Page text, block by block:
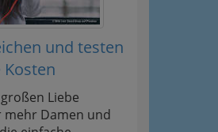
und testen
Liebe
Damen und